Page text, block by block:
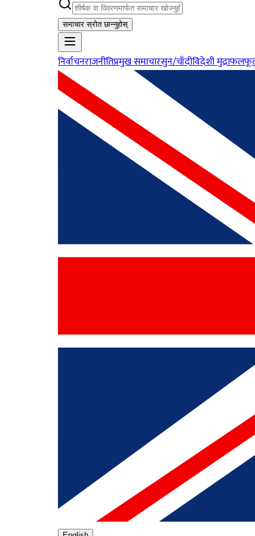
समाचार स्रोत छान्नुहोस्
निर्वाचनराजनीतिप्रमुख समाचारसुन/चाँदीविदेशी मुद्रा